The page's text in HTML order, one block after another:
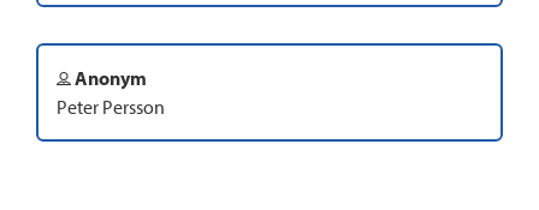
Anonym
Peter Persson